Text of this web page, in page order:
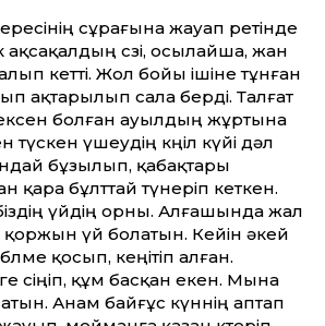
сұрағына жауап ретінде
сөзі, осылайша, жан
кетті. Жол бойы ішіне тұнған
ақтарылып сала берді. Талғат
болған ауылдың жұртына
түскен үшеу­дің көңіл күйі дәл
бұзылып, қабақтары
қара бұлттай түнеріп кеткен.
үйдің орны. Алғашында жал
қоржын үй болатын. Кейін әкей
қосып, кеңітіп алған.
сіңіп, құм басқан екен. Мына
Анам байғұс күннің аптап